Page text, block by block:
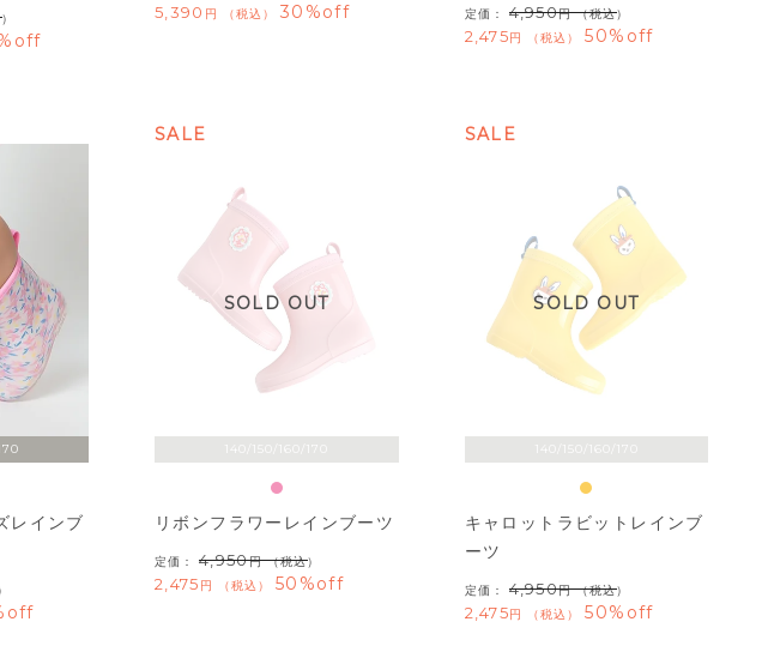
5,390 税込 30%off 定価： 4,950 （税込）
2,475 税込 50%off
レインブ
140/150/160/170
SOLD OUT
SALE
リボンフラワーレインブーツ
定価： 4,950 （税込）
2,475 税込 50%off
140/150/160/170
SOLD OUT
SALE
キャロットラビットレインブ
ーツ
定価： 4,950 （税込）
2,475 税込 50%off